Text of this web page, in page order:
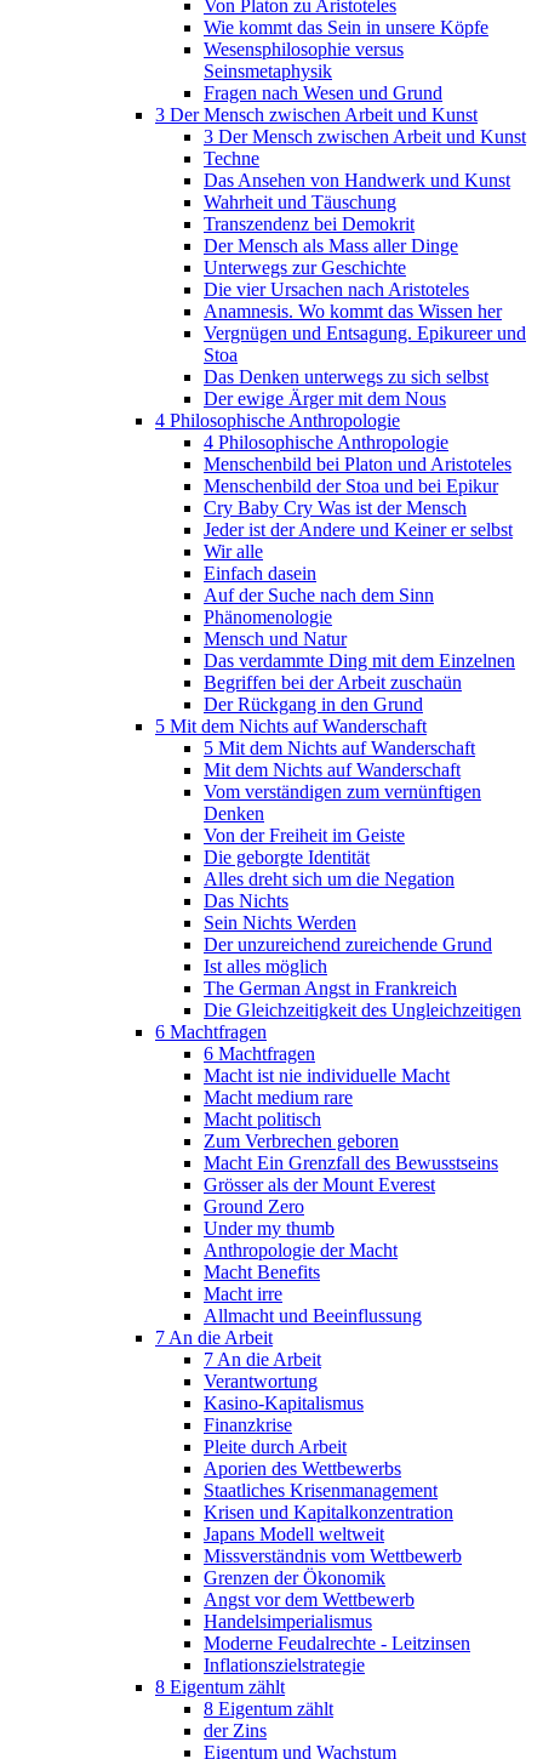
Von Platon zu Aristoteles
Wie kommt das Sein in unsere Köpfe
Wesensphilosophie versus
Seinsmetaphysik
Fragen nach Wesen und Grund
3 Der Mensch zwischen Arbeit und Kunst
3 Der Mensch zwischen Arbeit und Kunst
Techne
Das Ansehen von Handwerk und Kunst
Wahrheit und Täuschung
Transzendenz bei Demokrit
Der Mensch als Mass aller Dinge
Unterwegs zur Geschichte
Die vier Ursachen nach Aristoteles
Anamnesis. Wo kommt das Wissen her
Vergnügen und Entsagung. Epikureer und
Stoa
Das Denken unterwegs zu sich selbst
Der ewige Ärger mit dem Nous
4 Philosophische Anthropologie
4 Philosophische Anthropologie
Menschenbild bei Platon und Aristoteles
Menschenbild der Stoa und bei Epikur
Cry Baby Cry Was ist der Mensch
Jeder ist der Andere und Keiner er selbst
Wir alle
Einfach dasein
Auf der Suche nach dem Sinn
Phänomenologie
Mensch und Natur
Das verdammte Ding mit dem Einzelnen
Begriffen bei der Arbeit zuschaün
Der Rückgang in den Grund
5 Mit dem Nichts auf Wanderschaft
5 Mit dem Nichts auf Wanderschaft
Mit dem Nichts auf Wanderschaft
Vom verständigen zum vernünftigen
Denken
Von der Freiheit im Geiste
Die geborgte Identität
Alles dreht sich um die Negation
Das Nichts
Sein Nichts Werden
Der unzureichend zureichende Grund
Ist alles möglich
The German Angst in Frankreich
Die Gleichzeitigkeit des Ungleichzeitigen
6 Machtfragen
6 Machtfragen
Macht ist nie individuelle Macht
Macht medium rare
Macht politisch
Zum Verbrechen geboren
Macht Ein Grenzfall des Bewusstseins
Grösser als der Mount Everest
Ground Zero
Under my thumb
Anthropologie der Macht
Macht Benefits
Macht irre
Allmacht und Beeinflussung
7 An die Arbeit
7 An die Arbeit
Verantwortung
Kasino-Kapitalismus
Finanzkrise
Pleite durch Arbeit
Aporien des Wettbewerbs
Staatliches Krisenmanagement
Krisen und Kapitalkonzentration
Japans Modell weltweit
Missverständnis vom Wettbewerb
Grenzen der Ökonomik
Angst vor dem Wettbewerb
Handelsimperialismus
Moderne Feudalrechte - Leitzinsen
Inflationszielstrategie
8 Eigentum zählt
8 Eigentum zählt
der Zins
Eigentum und Wachstum